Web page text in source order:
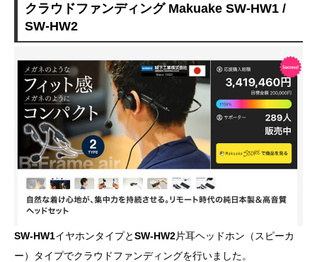
クラウドファンディング Makuake SW-HW1 /
SW-HW2
SW-HW1イヤホンタイプとSW-HW2片耳ヘッドホン（スピーカ
ー）タイプでクラウドファンディングを行いました。